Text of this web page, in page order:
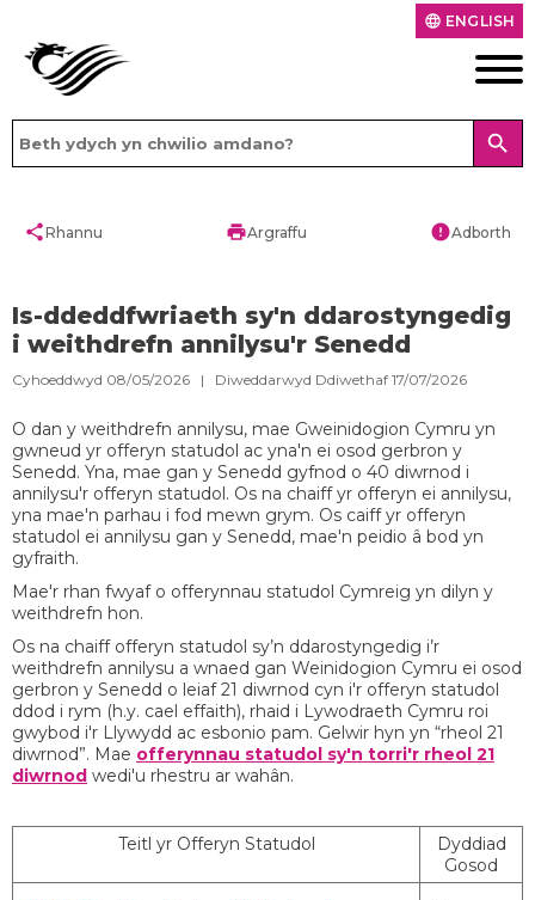
language ENGLISH
search
shareRhannu printArgraffu errorAdborth
Is-ddeddfwriaeth sy'n ddarostyngedig
i weithdrefn annilysu'r Senedd
Cyhoeddwyd 08/05/2026 | Diweddarwyd Ddiwethaf 17/07/2026
O dan y weithdrefn annilysu, mae Gweinidogion Cymru yn
gwneud yr offeryn statudol ac yna'n ei osod gerbron y
Senedd. Yna, mae gan y Senedd gyfnod o 40 diwrnod i
annilysu'r offeryn statudol. Os na chaiff yr offeryn ei annilysu,
yna mae'n parhau i fod mewn grym. Os caiff yr offeryn
statudol ei annilysu gan y Senedd, mae'n peidio â bod yn
gyfraith.
Mae'r rhan fwyaf o offerynnau statudol Cymreig yn dilyn y
weithdrefn hon.
Os na chaiff offeryn statudol sy’n ddarostyngedig i’r
weithdrefn annilysu a wnaed gan Weinidogion Cymru ei osod
gerbron y Senedd o leiaf 21 diwrnod cyn i'r offeryn statudol
ddod i rym (h.y. cael effaith), rhaid i Lywodraeth Cymru roi
gwybod i'r Llywydd ac esbonio pam. Gelwir hyn yn “rheol 21
diwrnod”. Mae offerynnau statudol sy'n torri'r rheol 21
diwrnod wedi'u rhestru ar wahân.
Teitl yr Offeryn Statudol
Dyddiad
Gosod